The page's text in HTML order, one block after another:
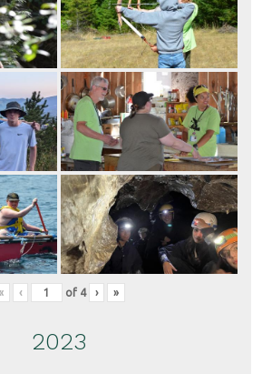
‹ of 4 › »
2023